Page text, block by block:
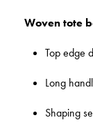
Woven tote
Top edge
Long
Shaping